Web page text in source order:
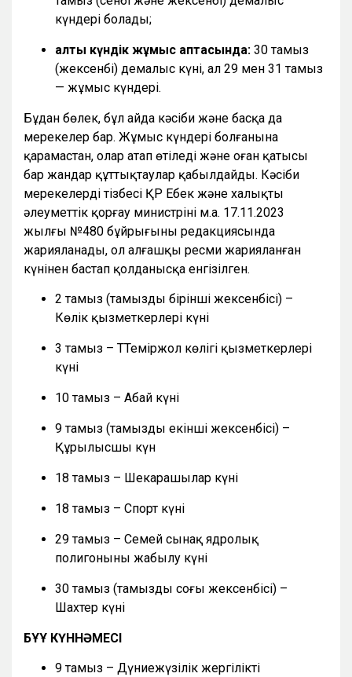
күндері болады;
алты күндік жұмыс аптасында: 30 тамыз
(жексенбі) демалыс күні, ал 29 мен 31 тамыз
— жұмыс күндері.
Бұдан бөлек, бұл айда кәсіби және басқа да
мерекелер бар. Жұмыс күндері болғанына
қарамастан, олар атап өтіледі және оған қатысы
бар жандар құттықтаулар қабылдайды. Кәсіби
мерекелердің тізбесі ҚР Еңбек және халықты
әлеуметтік қорғау министрінің м.а. 17.11.2023
жылғы №480 бұйрығының редакциясында
жарияланады, ол алғашқы ресми жарияланған
күнінен бастап қолданысқа енгізілген.
2 тамыз (тамыздың бірінші жексенбісі) –
Көлік қызметкерлері күні
3 тамыз – ТТеміржол көлігі қызметкерлері
күні
10 тамыз – Абай күні
9 тамыз (тамыздың екінші жексенбісі) –
Құрылысшы күн
18 тамыз – Шекарашылар күні
18 тамыз – Спорт күні
29 тамыз – Семей сынақ ядролық
полигонының жабылу күні
30 тамыз (тамыздың соңғы жексенбісі) –
Шахтер күні
БҰҰ КҮННӘМЕСІ
9 тамыз – Дүниежүзілік жергілікті